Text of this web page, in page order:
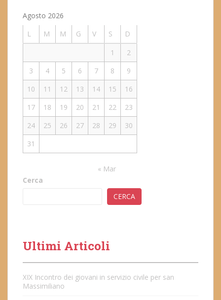
Agosto 2026
L
M M G V S
D
1
2
3
4 5 6 7 8
9
10
11 12 13 14 15
16
17
18 19 20 21 22
23
24
25 26 27 28 29
30
31
« Mar
Cerca
CERCA
Ultimi Articoli
XIX Incontro dei giovani in servizio civile per san
Massimiliano